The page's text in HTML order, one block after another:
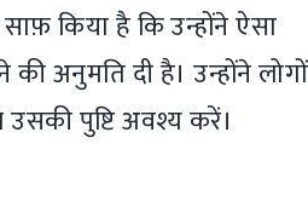
किया है कि उन्होंने ऐसा
अनुमति दी है। उन्होंने लोगों
पुष्टि अवश्य करें।